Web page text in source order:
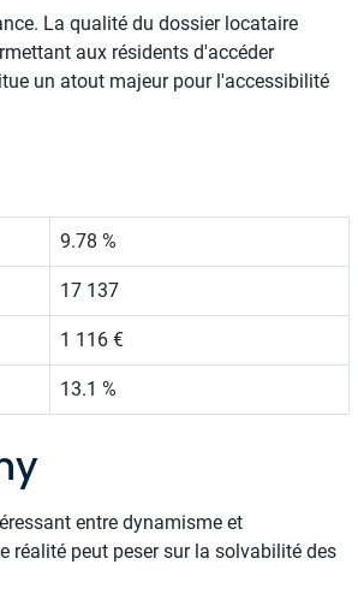
La qualité du dossier locataire
aux résidents d'accéder
un atout majeur pour l'accessibilité
9.78 %
17 137
1 116 €
13.1 %
entre dynamisme et
réalité peut peser sur la solvabilité des